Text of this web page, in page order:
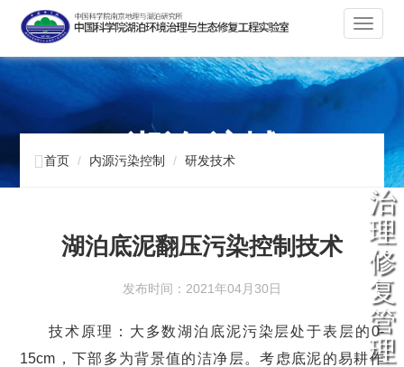
切
换
导
湖泊 流域
治
理
修
复
管
理
首页 内源污染控制 研发技术
湖泊底泥翻压污染控制技术
发布时间：2021年04月30日
技术原理：大多数湖泊底泥污染层处于表层的0-
15cm，下部多为背景值的洁净层。考虑底泥的易耕作